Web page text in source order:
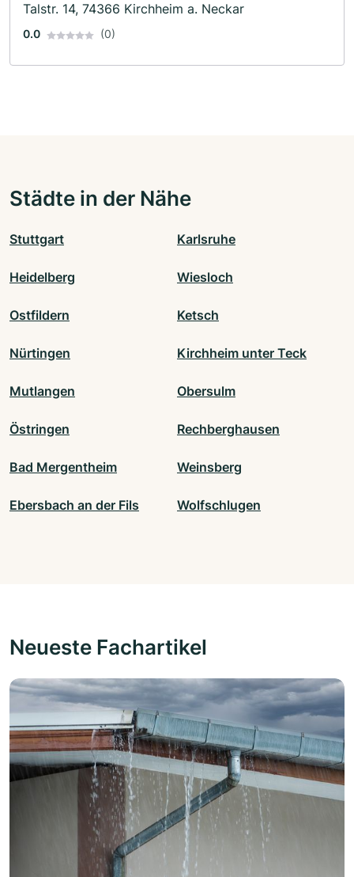
Talstr. 14, 74366 Kirchheim a. Neckar
0.0 (0)
Städte in der Nähe
Stuttgart Karlsruhe
Heidelberg Wiesloch
Ostfildern Ketsch
Nürtingen Kirchheim unter Teck
Mutlangen Obersulm
Östringen Rechberghausen
Bad Mergentheim Weinsberg
Ebersbach an der Fils Wolfschlugen
Neueste Fachartikel